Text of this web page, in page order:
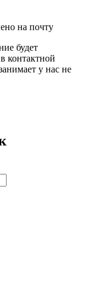
на почту
будет
контактной
у нас не